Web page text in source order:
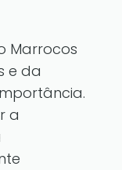
Marrocos
e da
a